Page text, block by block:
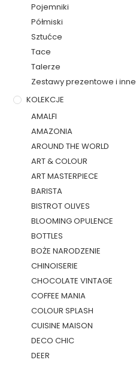
Pojemniki
Półmiski
Sztućce
Tace
Talerze
Zestawy prezentowe i inne
KOLEKCJE
AMALFI
AMAZONIA
AROUND THE WORLD
ART & COLOUR
ART MASTERPIECE
BARISTA
BISTROT OLIVES
BLOOMING OPULENCE
BOTTLES
BOŻE NARODZENIE
CHINOISERIE
CHOCOLATE VINTAGE
COFFEE MANIA
COLOUR SPLASH
CUISINE MAISON
DECO CHIC
DEER